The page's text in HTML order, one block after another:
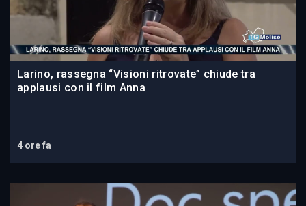
Larino, rassegna “Visioni ritrovate” chiude tra
applausi con il film Anna
4 ore fa